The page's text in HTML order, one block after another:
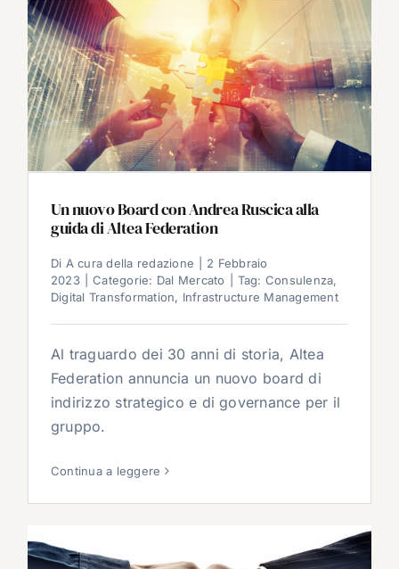
Un nuovo Board con Andrea Ruscica alla
guida di Altea Federation
Di A cura della redazione
2 Febbraio
2023
Categorie: Dal Mercato Tag: Consulenza,
Digital Transformation, Infrastructure Management
Al traguardo dei 30 anni di storia, Altea
Federation annuncia un nuovo board di
indirizzo strategico e di governance per il
gruppo.
Continua a leggere